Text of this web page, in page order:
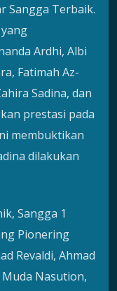
Sangga Terbaik.
Ardhi, Albi
Fatimah Az-
Sadina, dan
prestasi pada
membuktikan
dilakukan
Sangga 1
Pionering
Revaldi, Ahmad
Muda Nasution,